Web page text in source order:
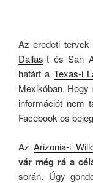
Az eredeti
Dallas-t és San
határt a Texas-i
Mexikóban. Hogy
információt nem
Facebook-os
AzArizonia-i
vár még rá a
során. Úgy